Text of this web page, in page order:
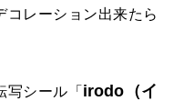
コレーション出来たら
シール「 irodo（イ